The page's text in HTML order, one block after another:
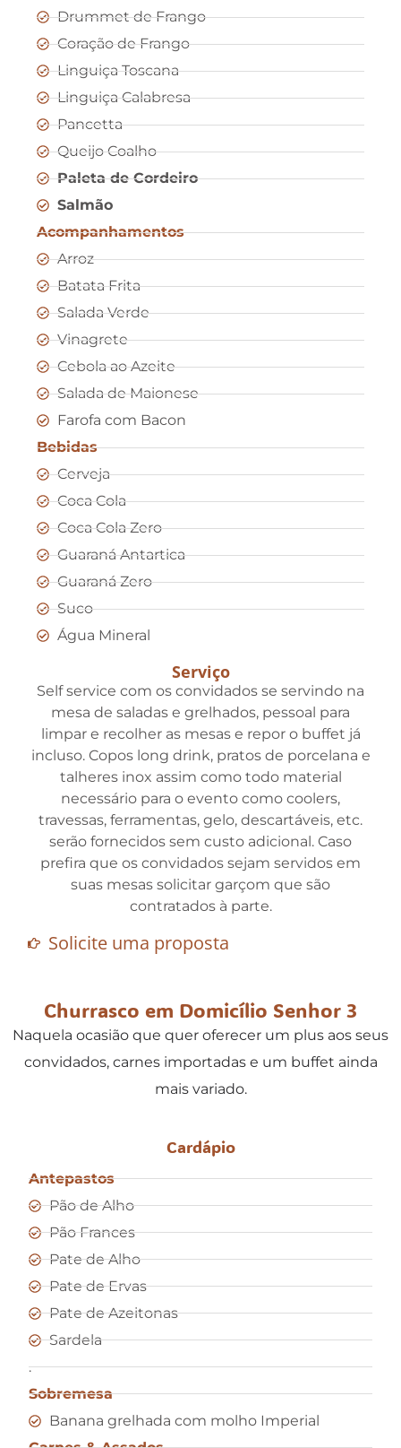
Drummet de Frango
Coração de Frango
Linguiça Toscana
Linguiça Calabresa
Pancetta
Queijo Coalho
Paleta de Cordeiro
Salmão
Acompanhamentos
Arroz
Batata Frita
Salada Verde
Vinagrete
Cebola ao Azeite
Salada de Maionese
Farofa com Bacon
Bebidas
Cerveja
Coca Cola
Coca Cola Zero
Guaraná Antartica
Guaraná Zero
Suco
Água Mineral
Serviço
Self service com os convidados se servindo na
mesa de saladas e grelhados, pessoal para
limpar e recolher as mesas e repor o buffet já
incluso. Copos long drink, pratos de porcelana e
talheres inox assim como todo material
necessário para o evento como coolers,
travessas, ferramentas, gelo, descartáveis, etc.
serão fornecidos sem custo adicional. Caso
prefira que os convidados sejam servidos em
suas mesas solicitar garçom que são
contratados à parte.
Solicite uma proposta
Churrasco em Domicílio Senhor 3
Naquela ocasião que quer oferecer um plus aos seus
convidados, carnes importadas e um buffet ainda
mais variado.
Cardápio
Antepastos
Pão de Alho
Pão Frances
Pate de Alho
Pate de Ervas
Pate de Azeitonas
Sardela
.
Sobremesa
Banana grelhada com molho Imperial